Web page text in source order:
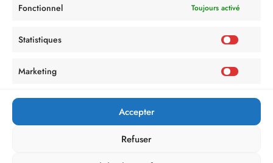
Fonctionnel Toujours activé
Statistiques
Marketing
Accepter
Refuser